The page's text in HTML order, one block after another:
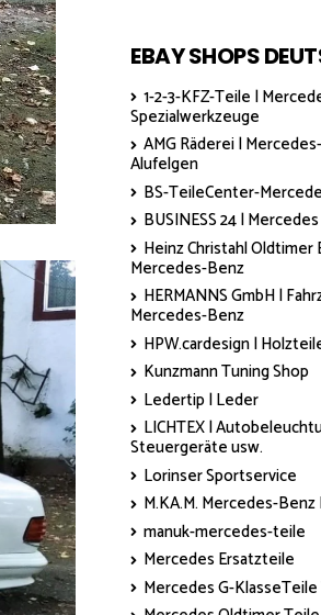
EBAY SHOPS
1-2-3-KFZ-Teile |
Spezialwerkzeuge
AMG Räderei |
Alufelgen
BS-TeileCenter-
BUSINESS 24 |
Heinz Christahl
Mercedes-Benz
HERMANNS GmbH |
Mercedes-Benz
HPW.cardesign |
Kunzmann Tuning Shop
Ledertip | Leder
LICHTEX |
Steuergeräte usw.
Lorinser Sportservice
M.KA.M. Mercedes-
manuk-mercedes-teile
Mercedes Ersatzteile
Mercedes G-